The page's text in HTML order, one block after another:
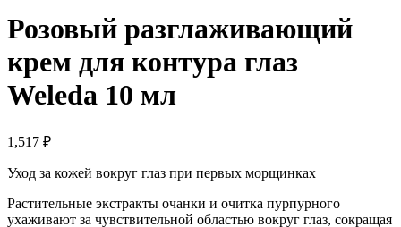
Розовый разглаживающий
крем для контура глаз
Weleda 10 мл
1,517 ₽
Уход за кожей вокруг глаз при первых морщинках
Растительные экстракты очанки и очитка пурпурного
ухаживают за чувствительной областью вокруг глаз, сокращая